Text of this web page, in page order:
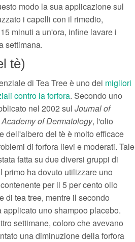
modo la sua applicazione sul
i capelli con il rimedio,
minuti a un'ora, infine lavare i
settimana.
tè)
di Tea Tree è uno dei migliori
contro la forfora. Secondo uno
nel 2002 sul Journal of
of Dermatology, l'olio
dell'albero del tè è molto efficace
di forfora lievi e moderati. Tale
fatta su due diversi gruppi di
primo ha dovuto utilizzare uno
per il 5 per cento olio
di tea tree, mentre il secondo
applicato uno shampoo placebo.
settimane, coloro che avevano
una diminuzione della forfora